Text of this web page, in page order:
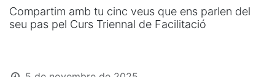
Compartim amb tu cinc veus que ens parlen del
seu pas pel Curs Triennal de Facilitació